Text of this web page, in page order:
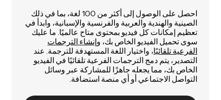
احصل على الوصول إلى أكثر من 100 لغة، بما في ذلك
الصينية والهندية والعربية والفرنسية والإسبانية، وابدأ في
تعظيم إمكانات كل فيديو بمحتوى متاح عالميًا. ما عليك
سوى تحميل الفيديو الخاص بك، وإنشاء الترجمات
الفرعية تلقائيًا، واختيار اللغة المستهدفة للترجمة. عند
التصدير، يتم دمج الترجمات الفرعية تلقائيًا في الفيديو
الخاص بك، مما يجعله جاهزًا للمشاركة عبر وسائل
التواصل الاجتماعي أو أي منصة استضافة.